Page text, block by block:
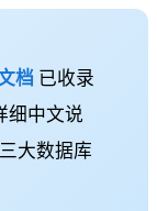
档 已收录
细中文说
大数据库